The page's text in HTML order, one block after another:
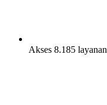
Akses 8.185 layanan